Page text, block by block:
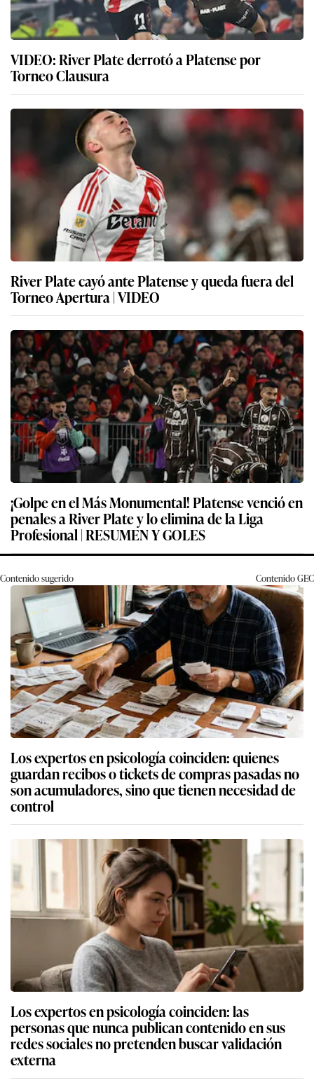
VIDEO: River Plate derrotó a Platense por
Torneo Clausura
River Plate cayó ante Platense y queda fuera del
Torneo Apertura | VIDEO
¡Golpe en el Más Monumental! Platense venció en
penales a River Plate y lo elimina de la Liga
Profesional | RESUMEN Y GOLES
Contenido sugerido ContenidoGEC
Los expertos en psicología coinciden: quienes
guardan recibos o tickets de compras pasadas no
son acumuladores, sino que tienen necesidad de
control
Los expertos en psicología coinciden: las
personas que nunca publican contenido en sus
redes sociales no pretenden buscar validación
externa